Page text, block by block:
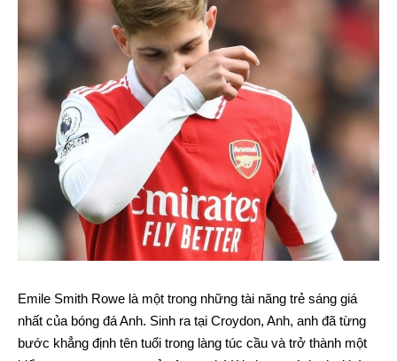
Emile Smith Rowe là một trong những tài năng trẻ sáng giá
nhất của bóng đá Anh. Sinh ra tại Croydon, Anh, anh đã từng
bước khẳng định tên tuổi trong làng túc cầu và trở thành một